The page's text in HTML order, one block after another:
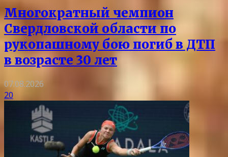
Многократный чемпион
Свердловской области по
рукопашному бою погиб в ДТП
в возрасте 30 лет
07.08.2026
20